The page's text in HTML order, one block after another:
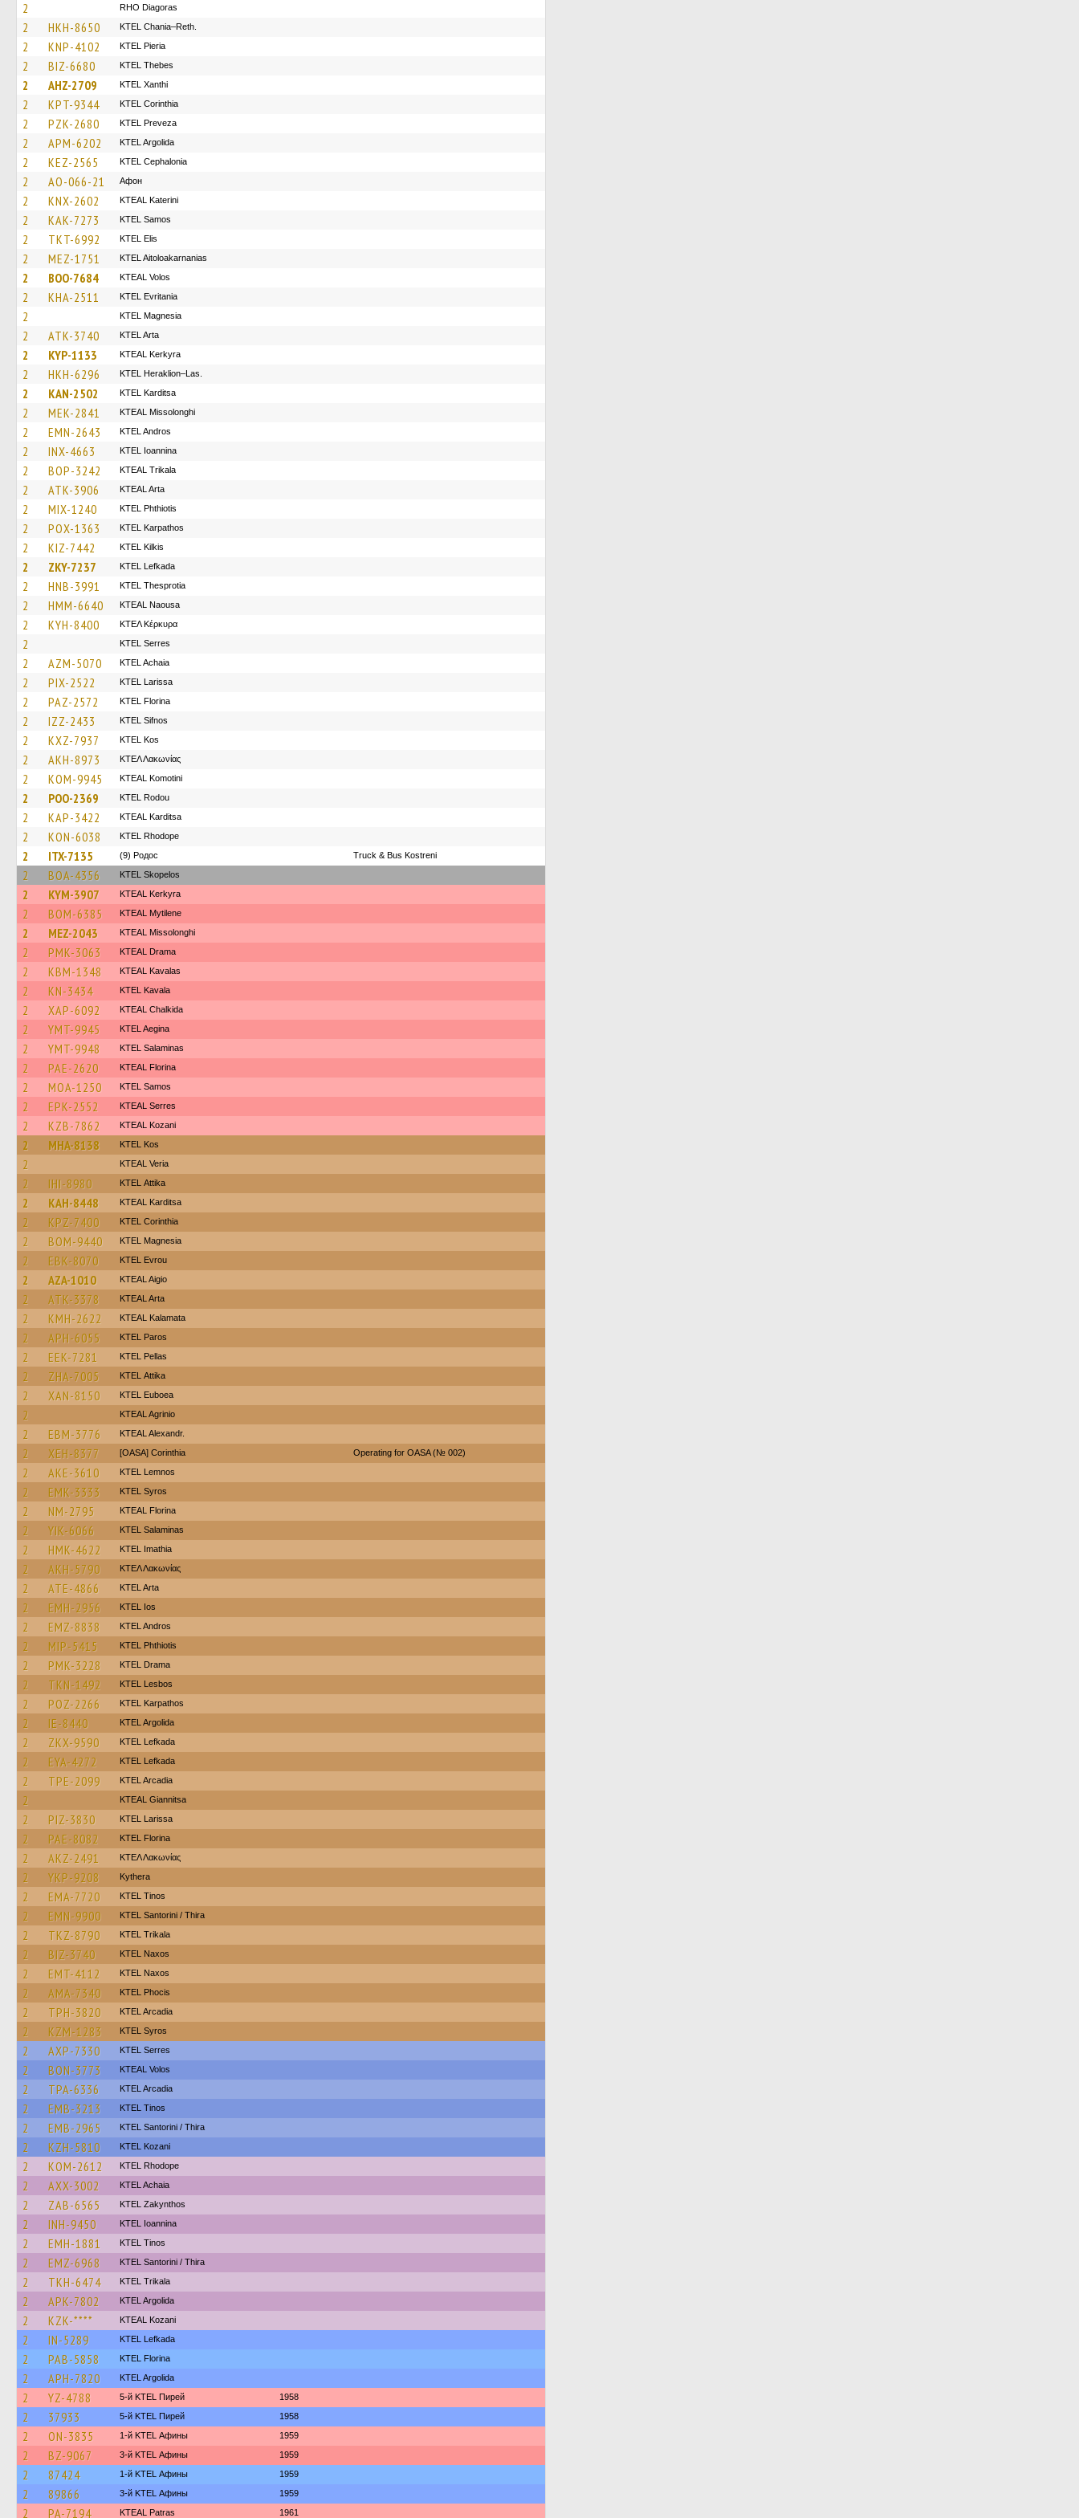
2 RHO Diagoras
2 HKH-8650 KTEL Chania–Reth.
2 KNP-4102 KTEL Pieria
2 BIZ-6680 KTEL Thebes
2 AHZ-2709 KTEL Xanthi
2 KPT-9344 KTEL Corinthia
2 PZK-2680 KTEL Preveza
2 APM-6202 KTEL Argolida
2 KEZ-2565 KTEL Cephalonia
2 AO-066-21 Афон
2 KNX-2602 KTEAL Katerini
2 KAK-7273 KTEL Samos
2 TKT-6992 KTEL Elis
2 MEZ-1751 KTEL Aitoloakarnanias
2 BOO-7684 KTEAL Volos
2 KHA-2511 ΚΤΕL Evritania
2 ΚΤΕL Magnesia
2 ATK-3740 KTEL Arta
2 KYP-1133 KTEAL Kerkyra
2 HKH-6296 KTEL Heraklion–Las.
2 KAN-2502 ΚΤΕL Karditsa
2 MEK-2841 KTEAL Missolonghi
2 EMN-2643 KTEL Andros
2 INX-4663 KTEL Ioannina
2 BOP-3242 KTEAL Trikala
2 ATK-3906 KTEAL Arta
2 MIX-1240 ΚΤΕL Phthiotis
2 POX-1363 ΚΤΕL Karpathos
2 KIZ-7442 KTEL Kilkis
2 ZKY-7237 KTEL Lefkada
2 HNB-3991 KTEL Thesprotia
2 HMM-6640 KTEAL Naousa
2 KYH-8400 ΚΤΕΛ Κέρκυρα
2 KTEL Serres
2 AZM-5070 KTEL Achaia
2 PIX-2522 KTEL Larissa
2 PAZ-2572 KTEL Florina
2 IZZ-2433 KTEL Sifnos
2 KXZ-7937 KTEL Kos
2 AKH-8973 ΚΤΕΛ Λακωνίας
2 KOM-9945 KTEAL Komotini
2 POO-2369 ΚΤΕL Rodou
2 KAP-3422 KTEAL Karditsa
2 KON-6038 KTEL Rhodope
2 ITX-7135 (9) Родос Truck & Bus Kostreni
2 BOA-4356 KTEL Skopelos
2 KYM-3907 KTEAL Kerkyra
2 BOM-6385 KTEAL Mytilene
2 MEZ-2043 KTEAL Missolonghi
2 PMK-3063 KTEAL Drama
2 KBM-1348 KTEAL Kavalas
2 KN-3434 KTEL Kavala
2 XAP-6092 KTEAL Chalkida
2 YMT-9945 KTEL Aegina
2 YMT-9948 KTEL Salaminas
2 PAE-2620 KTEAL Florina
2 MOA-1250 KTEL Samos
2 EPK-2552 KTEAL Serres
2 KZB-7862 KTEAL Kozani
2 MHA-8138 KTEL Kos
2 KTEAL Veria
2 IHI-8980 KΤΕL Αttika
2 KAH-8448 KTEAL Karditsa
2 KPZ-7400 KTEL Corinthia
2 BOM-9440 ΚΤΕL Magnesia
2 EBK-8070 KTEL Evrou
2 AZA-1010 KTEAL Aigio
2 ATK-3378 KTEAL Arta
2 KMH-2622 KTEAL Kalamata
2 APH-6055 KTEL Paros
2 EEK-7281 KTEL Pellas
2 ZHA-7005 KΤΕL Αttika
2 XAN-8150 ΚΤΕL Euboea
2 KTEAL Agrinio
2 EBM-3776 KTEAL Alexandr.
2 XEH-8377 [OASA] Corinthia Operating for OASA (№ 002)
2 AKE-3610 KTEL Lemnos
2 EMK-3333 KTEL Syros
2 NM-2795 KTEAL Florina
2 YIK-6066 KTEL Salaminas
2 HMK-4622 KTEL Imathia
2 AKH-5790 ΚΤΕΛ Λακωνίας
2 ATE-4866 KTEL Arta
2 EMH-2956 KTEL Ios
2 EMZ-8838 KTEL Andros
2 MIP-5415 ΚΤΕL Phthiotis
2 PMK-3228 KTEL Drama
2 TKN-1492 KTEL Lesbos
2 POZ-2266 ΚΤΕL Karpathos
2 IE-8440 KTEL Argolida
2 ZKX-9590 KTEL Lefkada
2 EYA-4272 KTEL Lefkada
2 TPE-2099 KTEL Arcadia
2 KTEAL Giannitsa
2 PIZ-3830 KTEL Larissa
2 PAE-8082 KTEL Florina
2 AKZ-2491 ΚΤΕΛ Λακωνίας
2 YKP-9208 Kythera
2 EMA-7720 KTEL Tinos
2 EMN-9900 KTEL Santorini / Thira
2 TKZ-8790 ΚΤΕL Τrikala
2 BIZ-3740 KTEL Naxos
2 EMT-4112 KTEL Naxos
2 AMA-7340 ΚΤΕL Phocis
2 TPH-3820 KTEL Arcadia
2 KZM-1283 KTEL Syros
2 AXP-7330 KTEL Serres
2 BON-3773 KTEAL Volos
2 TPA-6336 KTEL Arcadia
2 EMB-3213 KTEL Tinos
2 EMB-2965 KTEL Santorini / Thira
2 KZH-5810 ΚΤΕL Kozani
2 KOM-2612 KTEL Rhodope
2 AXX-3002 KTEL Achaia
2 ZAB-6565 KTEL Zakynthos
2 INH-9450 KTEL Ioannina
2 EMH-1881 KTEL Tinos
2 EMZ-6968 KTEL Santorini / Thira
2 TKH-6474 ΚΤΕL Τrikala
2 APK-7802 KTEL Argolida
2 KZK-**** KTEAL Kozani
2 IN-5289 KTEL Lefkada
2 PAB-5858 KTEL Florina
2 APH-7820 KTEL Argolida
2 YZ-4788 5-й KTEL Пирей 1958
2 37933 5-й KTEL Пирей 1958
2 ON-3835 1-й KTEL Афины 1959
2 BZ-9067 3-й KTEL Афины 1959
2 87424 1-й KTEL Афины 1959
2 89866 3-й KTEL Афины 1959
2 PA-7194 KTEAL Patras 1961